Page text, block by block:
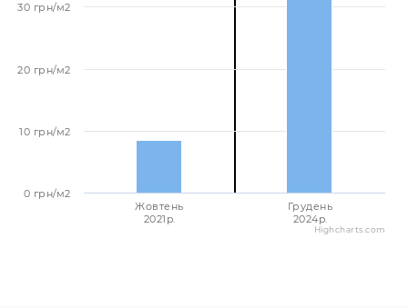
Жовтень
2021p.
Грудень
2024p.
0 грн/м2
10 грн/м2
20 грн/м2
30 грн/м2
Highcharts.com